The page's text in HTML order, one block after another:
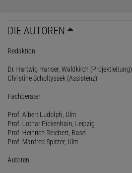
DIE AUTOREN
Redaktion
Dr. Hartwig Hanser, Waldkirch (Projektleitung)
Christine Scholtyssek (Assistenz)
Fachberater
Prof. Albert Ludolph, Ulm
Prof. Lothar Pickenhain, Leipzig
Prof. Heinrich Reichert, Basel
Prof. Manfred Spitzer, Ulm
Autoren